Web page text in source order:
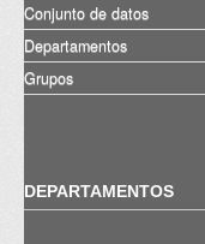
Conjunto de datos
Departamentos
Grupos
DEPARTAMENTOS